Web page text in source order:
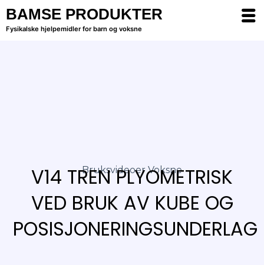
BAMSE PRODUKTER
Fysikalske hjelpemidler for barn og voksne
Bruksvideoer Voksne
V14 TREN PLYOMETRISK
VED BRUK AV KUBE OG
POSISJONERINGSUNDERLAG